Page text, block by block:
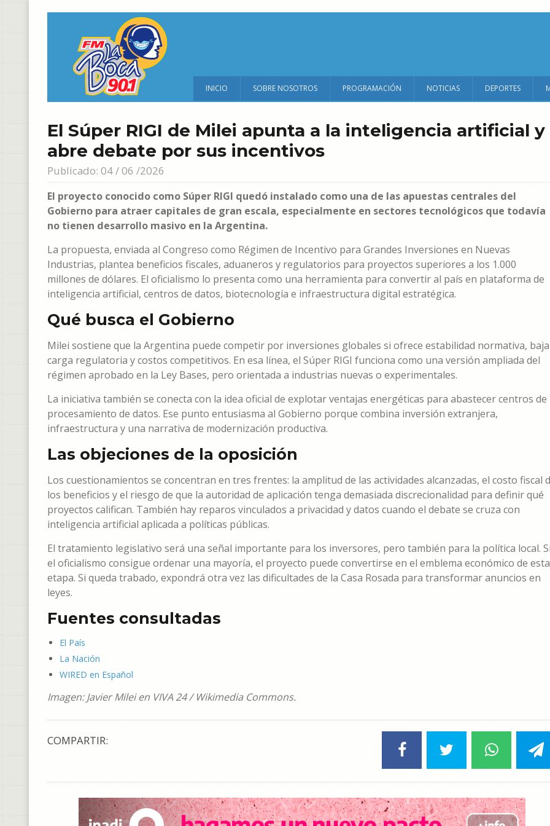
INICIO SOBRE NOSOTROS PROGRAMACIÓN NOTICIAS DEPORTES
El Súper RIGI de Milei apunta a la inteligencia artificial y
abre debate por sus incentivos
Publicado: 04 / 06 /2026
El proyecto conocido como Súper RIGI quedó instalado como una de las apuestas centrales del
Gobierno para atraer capitales de gran escala, especialmente en sectores tecnológicos que todavía
no tienen desarrollo masivo en la Argentina.
La propuesta, enviada al Congreso como Régimen de Incentivo para Grandes Inversiones en Nuevas
Industrias, plantea beneficios fiscales, aduaneros y regulatorios para proyectos superiores a los 1.000
millones de dólares. El oficialismo lo presenta como una herramienta para convertir al país en plataforma de
inteligencia artificial, centros de datos, biotecnología e infraestructura digital estratégica.
Qué busca el Gobierno
Milei sostiene que la Argentina puede competir por inversiones globales si ofrece estabilidad normativa, baja
carga regulatoria y costos competitivos. En esa línea, el Súper RIGI funciona como una versión ampliada del
régimen aprobado en la Ley Bases, pero orientada a industrias nuevas o experimentales.
La iniciativa también se conecta con la idea oficial de explotar ventajas energéticas para abastecer centros de
procesamiento de datos. Ese punto entusiasma al Gobierno porque combina inversión extranjera,
infraestructura y una narrativa de modernización productiva.
Las objeciones de la oposición
Los cuestionamientos se concentran en tres frentes: la amplitud de las actividades alcanzadas, el costo fiscal
los beneficios y el riesgo de que la autoridad de aplicación tenga demasiada discrecionalidad para definir qué
proyectos califican. También hay reparos vinculados a privacidad y datos cuando el debate se cruza con
inteligencia artificial aplicada a políticas públicas.
El tratamiento legislativo será una señal importante para los inversores, pero también para la política local.
el oficialismo consigue ordenar una mayoría, el proyecto puede convertirse en el emblema económico de esta
etapa. Si queda trabado, expondrá otra vez las dificultades de la Casa Rosada para transformar anuncios en
leyes.
Fuentes consultadas
El País
La Nación
WIRED en Español
Imagen: Javier Milei en VIVA 24 / Wikimedia Commons.
COMPARTIR: